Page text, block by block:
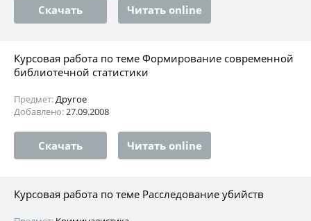
Скачать Читать online
Курсовая работа по теме Формирование современной
библиотечной статистики
Предмет:Другое
Добавлено:27.09.2008
Скачать Читать online
Курсовая работа по теме Расследование убийств